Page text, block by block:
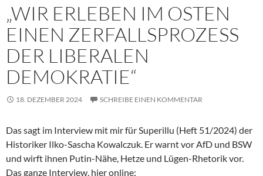
„WIR ERLEBEN IM OSTEN
EINEN ZERFALLSPROZESS
DER LIBERALEN
DEMOKRATIE“
18. DEZEMBER 2024 SCHREIBE EINEN KOMMENTAR
Das sagt im Interview mit mir für Superillu (Heft 51/2024) der
Historiker Ilko-Sascha Kowalczuk. Er warnt vor AfD und BSW
und wirft ihnen Putin-Nähe, Hetze und Lügen-Rhetorik vor.
Das ganze Interview, hier online: